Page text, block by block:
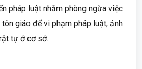
pháp luật nhằm phòng ngừa việc
giáo để vi phạm pháp luật, ảnh
tự ở cơ sở.